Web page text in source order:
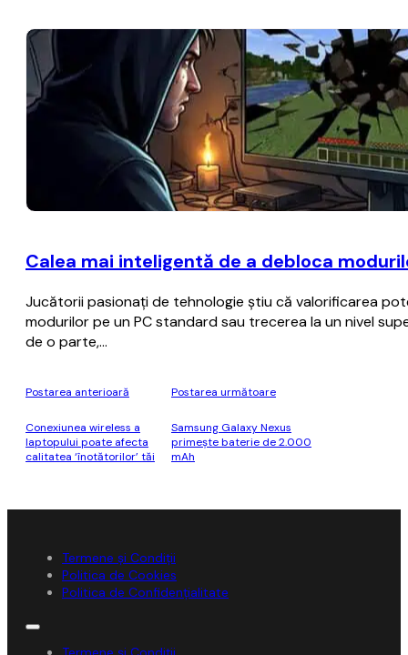
Calea mai inteligentă de a debloca
Jucătorii pasionați de tehnologie știu că valorificarea
modurilor pe un PC standard sau trecerea la un nivel
de o parte,…
Postarea anterioară
Conexiunea wireless a
laptopului poate afecta
calitatea ‘înotătorilor’ tăi
Postarea următoare
Samsung Galaxy Nexus
primește baterie de 2.000
mAh
Termene și Condiții
Politica de Cookies
Politica de Confidențialitate